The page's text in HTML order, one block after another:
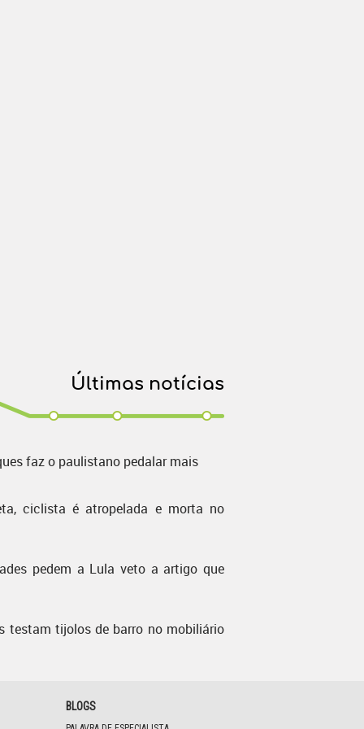
Últimas notícias
faz o paulistano pedalar mais
ciclista é atropelada e morta no
pedem a Lula veto a artigo que
testam tijolos de barro no mobiliário
BLOGS